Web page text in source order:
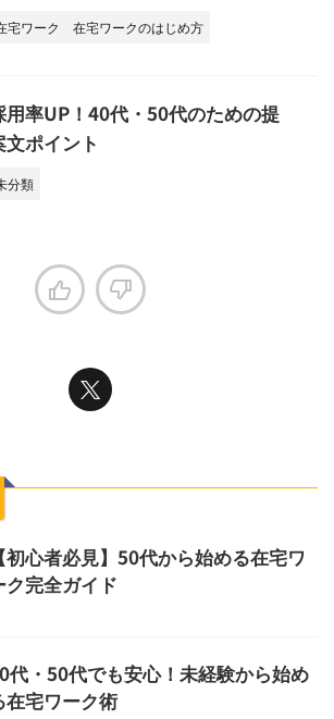
宅ワーク 在宅ワークのはじめ方
用率UP！40代・50代のための提
文ポイント
分類
【初心者必見】50代から始める在宅ワ
ク完全ガイド
代・50代でも安心！未経験から始め
在宅ワーク術